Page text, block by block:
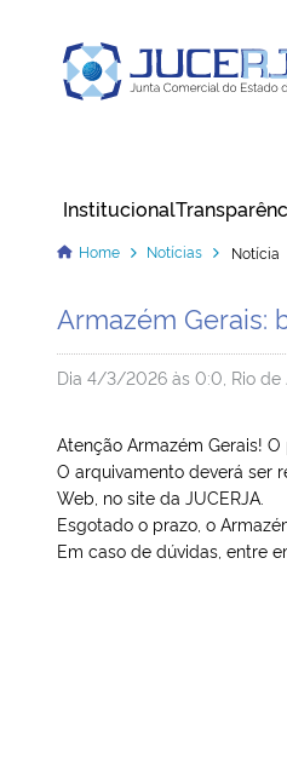
Institucional
Junta Comercial do Estado do
Cadastrar / Acessar
Home Notícias Notícia
Armazém Gerais:
Dia 4/3/2026 às 0:0, Rio de
Atenção Armazém Gerais!
O arquivamento deverá ser
Web, no site da JUCERJA.
Esgotado o prazo, o
Em caso de dúvidas, entre